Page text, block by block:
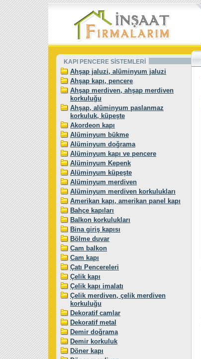
KAPI PENCERE SİSTEMLERİ
Ahşap jaluzi, alüminyum jaluzi
Ahşap kapı, pencere
Ahşap merdiven, ahşap merdiven
korkuluğu
Ahşap, alüminyum paslanmaz
korkuluk, küpeşte
Akordeon kapı
Alüminyum bükme
Alüminyum doğrama
Alüminyum kapı ve pencere
Alüminyum Kepenk
Alüminyum küpeşte
Alüminyum merdiven
Alüminyum merdiven korkulukları
Amerikan kapı, amerikan panel kapı
Bahçe kapıları
Balkon korkulukları
Bina giriş kapısı
Bölme duvar
Cam balkon
Cam kapı
Çatı Pencereleri
Çelik kapı
Çelik kapı imalatı
Çelik merdiven, çelik merdiven
korkuluğu
Dekoratif camlar
Dekoratif metal
Demir doğrama
Demir korkuluk
Döner kapı